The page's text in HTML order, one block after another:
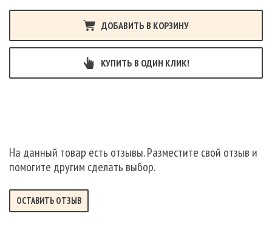
повседневного образа, как база гардероба, а также отлично
подойдёт как домашняя одежда, одежда для сна и отдыха,
одежда для спорта.
ДОБАВИТЬ В КОРЗИНУ
КУПИТЬ В ОДИН КЛИК!
На данный товар есть отзывы. Разместите свой отзыв и
помогите другим сделать выбор.
ОСТАВИТЬ ОТЗЫВ